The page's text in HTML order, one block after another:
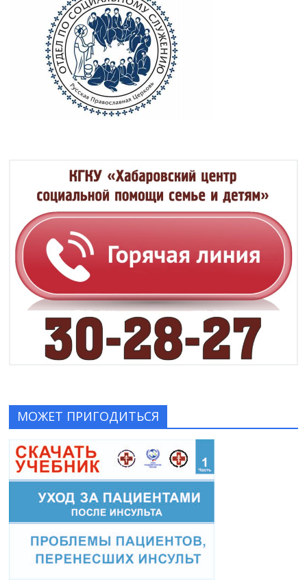
МОЖЕТ ПРИГОДИТЬСЯ